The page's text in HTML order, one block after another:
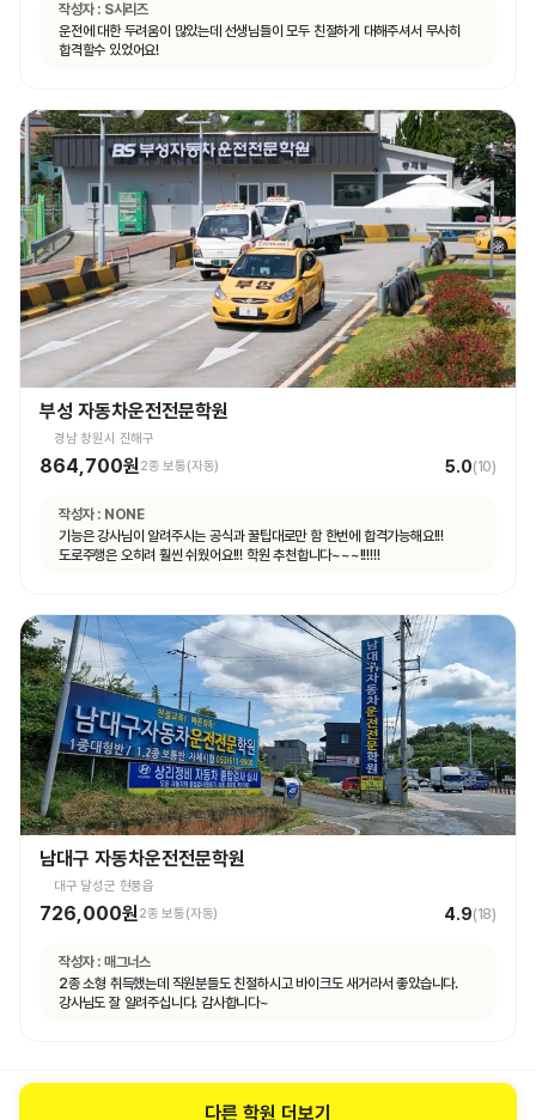
작성자 : S시리즈
운전에 대한 두려움이 많았는데 선생님들이 모두 친절하게 대해주셔서 무사히
합격할수 있었어요!
부성 자동차운전전문학원
경남 창원시 진해구
864,700원2종 보통(자동) 5.0(10)
작성자 : NONE
기능은 강사님이 알려주시는 공식과 꿀팁대로만 함 한번에 합격가능해요!!!
도로주행은 오히려 훨씬 쉬웠어요!!! 학원 추천합니다~~~!!!!!!
남대구 자동차운전전문학원
대구 달성군 현풍읍
726,000원2종 보통(자동) 4.9(18)
작성자 : 매그너스
2종 소형 취득했는데 직원분들도 친절하시고 바이크도 새거라서 좋았습니다.
강사님도 잘 알려주십니다. 감사합니다~
다른 학원 더보기